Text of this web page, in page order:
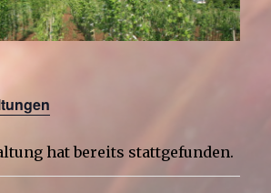
hat bereits stattgefunden.